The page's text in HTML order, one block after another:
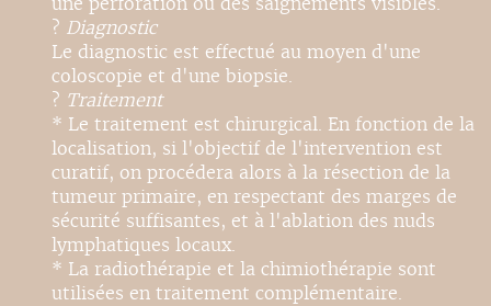
? Diagnostic
Le diagnostic est effectué au moyen d'une
coloscopie et d'une biopsie.
? Traitement
* Le traitement est chirurgical. En fonction de la
localisation, si l'objectif de l'intervention est
curatif, on procédera alors à la résection de la
tumeur primaire, en respectant des marges de
sécurité suffisantes, et à l'ablation des nuds
lymphatiques locaux.
* La radiothérapie et la chimiothérapie sont
utilisées en traitement complémentaire.